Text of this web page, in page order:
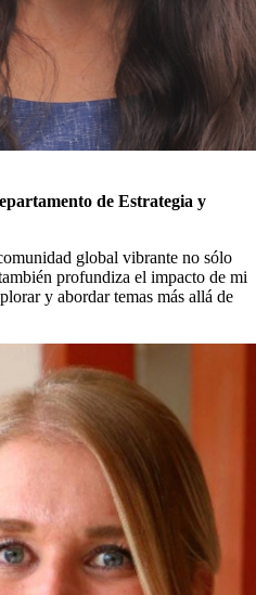
de Estrategia y
global vibrante no sólo
profundiza el impacto de mi
y abordar temas más allá de